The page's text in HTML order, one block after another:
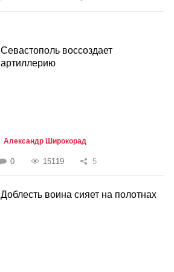
Севастополь воссоздает
артиллерию
Александр Широкорад
0 15119 5
Доблесть воина сияет на полотнах